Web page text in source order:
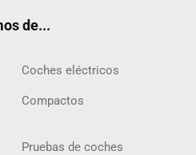
de...
Coches eléctricos
Compactos
Pruebas de coches